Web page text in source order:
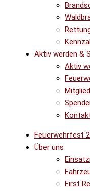
Aktiv werden &
Aktiv
Feuerwehrfest
Über uns
First